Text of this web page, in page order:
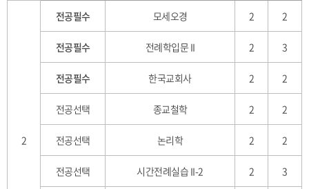
2
전공필수 모세오경 2 2
전공필수 전례학입문 II 2 3
전공필수 한국교회사 2 2
전공선택 종교철학 2 2
전공선택 논리학 2 2
전공선택 시간전례실습 II-2 2 3